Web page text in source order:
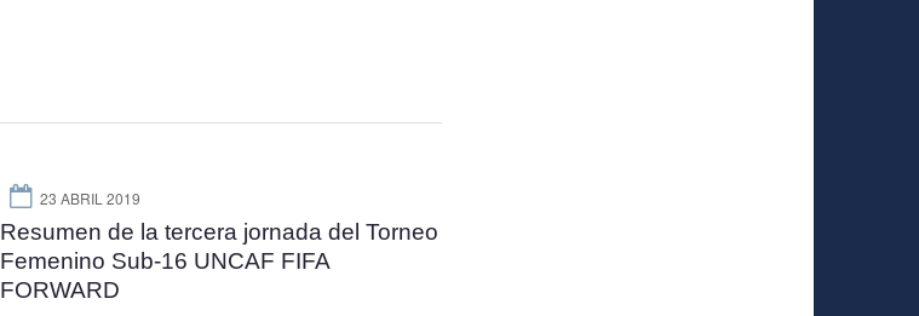
23 ABRIL 2019
Resumen de la tercera jornada del Torneo
Femenino Sub-16 UNCAF FIFA
FORWARD